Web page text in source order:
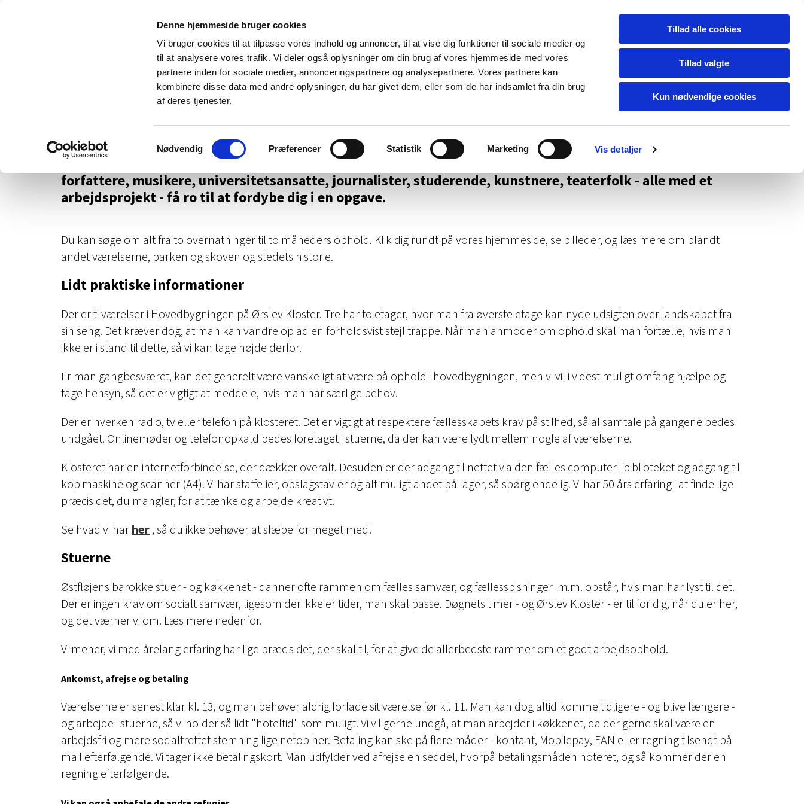
Denne hjemmeside bruger cookies
Vi bruger cookies til at tilpasse vores indhold og annoncer, til at vise dig funktioner til sociale medier og
til at analysere vores trafik. Vi deler også oplysninger om din brug af vores hjemmeside med vores
partnere inden for sociale medier, annonceringspartnere og analysepartnere. Vores partnere kan
kombinere disse data med andre oplysninger, du har givet dem, eller som de har indsamlet fra din brug
af deres tjenester.
Nødvendig Præferencer Statistik Marketing Vis detaljer
Tillad alle cookies
Tillad valgte
Kun nødvendige cookies
Hjem Ophold Besøg Kort og godt Historie Galleri Kontakt
Arbejdsophold på klostret
Ørslev Kloster er et arbejdsrefugium med en helt enestående atmosfære. Bag de tykke mure kan
forfattere, musikere, universitetsansatte, journalister, studerende, kunstnere, teaterfolk - alle med et
arbejdsprojekt - få ro til at fordybe dig i en opgave.
Du kan søge om alt fra to overnatninger til to måneders ophold. Klik dig rundt på vores hjemmeside, se billeder, og læs mere om blandt
andet værelserne, parken og skoven og stedets historie.
Lidt praktiske informationer
Der er ti værelser i Hovedbygningen på Ørslev Kloster. Tre har to etager, hvor man fra øverste etage kan nyde udsigten over landskabet fra
sin seng. Det kræver dog, at man kan vandre op ad en forholdsvist stejl trappe. Når man anmoder om ophold skal man fortælle, hvis man
ikke er i stand til dette, så vi kan tage højde derfor.
Er man gangbesværet, kan det generelt være vanskeligt at være på ophold i hovedbygningen, men vi vil i videst muligt omfang hjælpe og
tage hensyn, så det er vigtigt at meddele, hvis man har særlige behov.
Der er hverken radio, tv eller telefon på klosteret. Det er vigtigt at respektere fællesskabets krav på stilhed, så al samtale på gangene bedes
undgået. Onlinemøder og telefonopkald bedes foretaget i stuerne, da der kan være lydt mellem nogle af værelserne.
Klosteret har en internetforbindelse, der dækker overalt. Desuden er der adgang til nettet via den fælles computer i biblioteket og adgang til
kopimaskine og scanner (A4). Vi har staffelier, opslagstavler og alt muligt andet på lager, så spørg endelig. Vi har 50 års erfaring i at finde lige
præcis det, du mangler, for at tænke og arbejde kreativt.
Se hvad vi har her , så du ikke behøver at slæbe for meget med!
Stuerne
Østfløjens barokke stuer - og køkkenet - danner ofte rammen om fælles samvær, og fællesspisninger m.m. opstår, hvis man har lyst til det.
Der er ingen krav om socialt samvær, ligesom der ikke er tider, man skal passe. Døgnets timer - og Ørslev Kloster - er til for dig, når du er her,
og det værner vi om. Læs mere nedenfor.
Vi mener, vi med årelang erfaring har lige præcis det, der skal til, for at give de allerbedste rammer om et godt arbejdsophold.
Ankomst, afrejse og betaling
Værelserne er senest klar kl. 13, og man behøver aldrig forlade sit værelse før kl. 11. Man kan dog altid komme tidligere - og blive længere -
og arbejde i stuerne, så vi holder så lidt "hoteltid" som muligt. Vi vil gerne undgå, at man arbejder i køkkenet, da der gerne skal være en
arbejdsfri og mere socialtrettet stemning lige netop her. Betaling kan ske på flere måder - kontant, Mobilepay, EAN eller regning tilsendt på
mail efterfølgende. Vi tager ikke betalingskort. Man udfylder ved afrejse en seddel, hvorpå betalingsmåden noteret, og så kommer der en
regning efterfølgende.